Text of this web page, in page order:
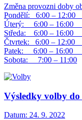
Změna provozni doby
Pondělí: 6:00 – 12:00
Úterý: 6:00 – 16:00
Středa: 6:00 – 16:00
Čtvrtek: 6:00 – 12:00
Patek: 6:00 – 16:00
Sobota: 7:00 – 11:00
Výsledky volby do
Datum: 24. 9. 2022